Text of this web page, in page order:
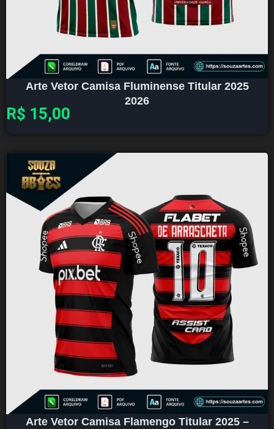
Arte Vetor Camisa Fluminense Titular 2025
2026
R$ 15,00
Arte Vetor Camisa Flamengo Titular 2025 –